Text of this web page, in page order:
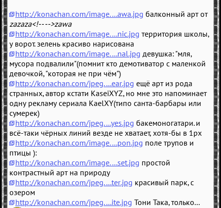
http://konachan.com/image....awa.jpg балконный арт от
zazaza<!-- -->zawa
http://konachan.com/image....nic.jpg территория школы,
у ворот. зелень красиво нарисована
http://konachan.com/image....nal.jpg девушка: "мля,
мусора подвалили"(помнит кто демотиватор с маленкой
девочкой, "которая не при чём")
http://konachan.com/jpeg....ear.jpg ещё арт из рода
странных, автор кстати KaseiXYZ, но мне это напоминает
одну рекламу сериала KaelXY(типо санта-барбары или
сумерек)
http://konachan.com/jpeg....yes.jpg бакемоногатари. и
всё-таки чёрных линий везде не хватает, хотя-бы в 1px
http://konachan.com/image....pon.jpg поле трупов и
птицы ):
http://konachan.com/image....set.jpg простой
контрастный арт на природу
http://konachan.com/jpeg....ter.jpg красивый парк, с
озером
http://konachan.com/jpeg....ite.jpg Тони Така, только...